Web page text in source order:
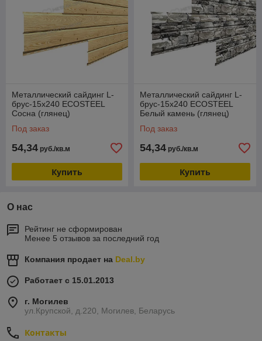
Металлический сайдинг L-
брус-15х240 ECOSTEEL
Сосна (глянец)
Под заказ
54,34 руб./кв.м
Купить
Металлический сайдинг L-
брус-15х240 ECOSTEEL
Белый камень (глянец)
Под заказ
54,34 руб./кв.м
Купить
О нас
Рейтинг не сформирован
Менее 5 отзывов за последний год
Компания продает на Deal.by
Работает с 15.01.2013
г. Могилев
ул.Крупской, д.220, Могилев, Беларусь
Контакты